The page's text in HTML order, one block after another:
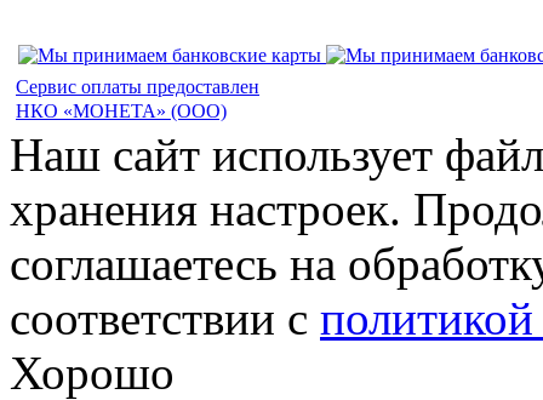
Сервис оплаты предоставлен
НКО «МОНЕТА» (ООО)
Наш сайт использует
хранения настроек.
соглашаетесь на
соответствии с
Хорошо